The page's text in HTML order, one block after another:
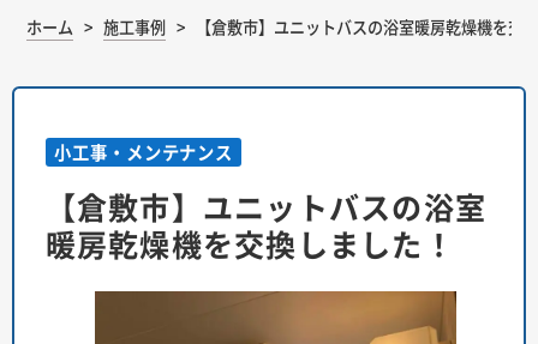
ホーム 施工事例 【倉敷市】ユニットバスの浴室暖房乾燥機を交
小工事・メンテナンス
【倉敷市】ユニットバスの浴室
暖房乾燥機を交換しました！